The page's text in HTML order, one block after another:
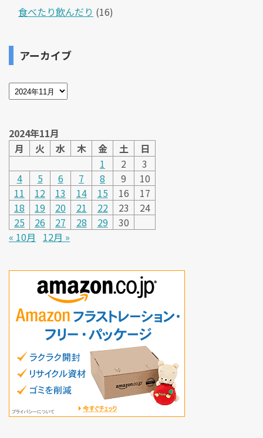
食べたり飲んだり (16)
アーカイブ
2024年11月
月
火 水 木 金 土
日
1
2
3
4
5 6 7 8 9
10
11
12 13 14 15 16
17
18
19 20 21 22 23
24
25
26 27 28 29
30
« 10月
12月 »